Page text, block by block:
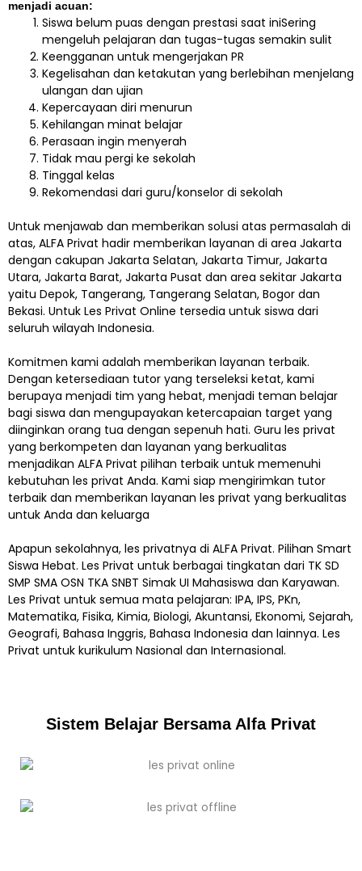
menjadi acuan:
Siswa belum puas dengan prestasi saat iniSering
mengeluh pelajaran dan tugas-tugas semakin sulit
Keengganan untuk mengerjakan PR
Kegelisahan dan ketakutan yang berlebihan menjelang
ulangan dan ujian
Kepercayaan diri menurun
Kehilangan minat belajar
Perasaan ingin menyerah
Tidak mau pergi ke sekolah
Tinggal kelas
Rekomendasi dari guru/konselor di sekolah
Untuk menjawab dan memberikan solusi atas permasalah di
atas, ALFA Privat hadir memberikan layanan di area Jakarta
dengan cakupan Jakarta Selatan, Jakarta Timur, Jakarta
Utara, Jakarta Barat, Jakarta Pusat dan area sekitar Jakarta
yaitu Depok, Tangerang, Tangerang Selatan, Bogor dan
Bekasi. Untuk Les Privat Online tersedia untuk siswa dari
seluruh wilayah Indonesia.
Komitmen kami adalah memberikan layanan terbaik.
Dengan ketersediaan tutor yang terseleksi ketat, kami
berupaya menjadi tim yang hebat, menjadi teman belajar
bagi siswa dan mengupayakan ketercapaian target yang
diinginkan orang tua dengan sepenuh hati. Guru les privat
yang berkompeten dan layanan yang berkualitas
menjadikan ALFA Privat pilihan terbaik untuk memenuhi
kebutuhan les privat Anda. Kami siap mengirimkan tutor
terbaik dan memberikan layanan les privat yang berkualitas
untuk Anda dan keluarga
Apapun sekolahnya, les privatnya di ALFA Privat. Pilihan Smart
Siswa Hebat. Les Privat untuk berbagai tingkatan dari TK SD
SMP SMA OSN TKA SNBT Simak UI Mahasiswa dan Karyawan.
Les Privat untuk semua mata pelajaran: IPA, IPS, PKn,
Matematika, Fisika, Kimia, Biologi, Akuntansi, Ekonomi, Sejarah,
Geografi, Bahasa Inggris, Bahasa Indonesia dan lainnya. Les
Privat untuk kurikulum Nasional dan Internasional.
Sistem Belajar Bersama Alfa Privat